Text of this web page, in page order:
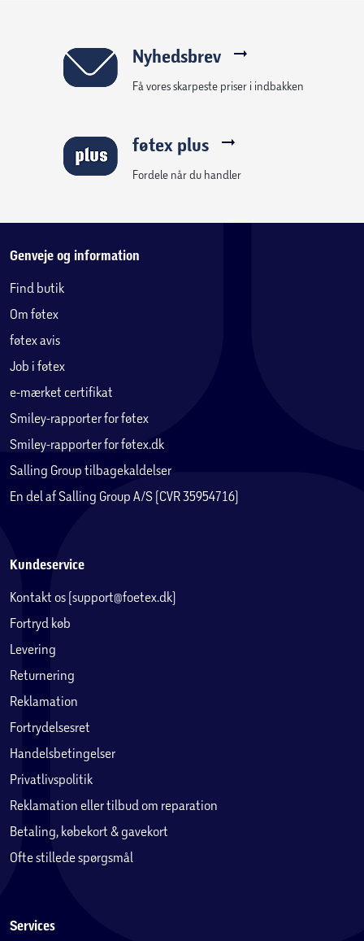
Nyhedsbrev
Få vores skarpeste priser i indbakken
føtex plus
Fordele når du handler
Genveje og information
Find butik
Om føtex
føtex avis
Job i føtex
e-mærket certifikat
Smiley-rapporter for føtex
Smiley-rapporter for føtex.dk
Salling Group tilbagekaldelser
En del af Salling Group A/S (CVR 35954716)
Kundeservice
Kontakt os (support@foetex.dk)
Fortryd køb
Levering
Returnering
Reklamation
Fortrydelsesret
Handelsbetingelser
Privatlivspolitik
Reklamation eller tilbud om reparation
Betaling, købekort & gavekort
Ofte stillede spørgsmål
Services